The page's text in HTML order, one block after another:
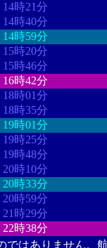
14時21分
14時40分
14時59分
15時20分
15時46分
16時42分
18時01分
18時35分
19時01分
19時25分
19時48分
20時10分
20時33分
20時59分
21時29分
22時38分
ではありません。